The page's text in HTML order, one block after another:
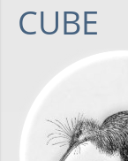
CUBE